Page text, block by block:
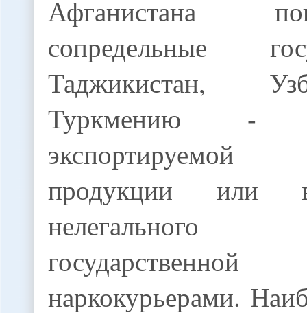
Афганистана
сопредельные
Таджикистан,
Туркмению -
продукции или в
наркокурьерами.